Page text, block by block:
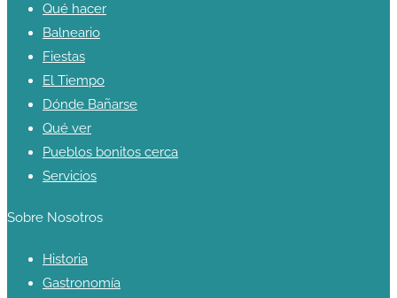
Qué hacer
Balneario
Fiestas
El Tiempo
Dónde Bañarse
Qué ver
Pueblos bonitos cerca
Servicios
Sobre Nosotros
Historia
Gastronomía